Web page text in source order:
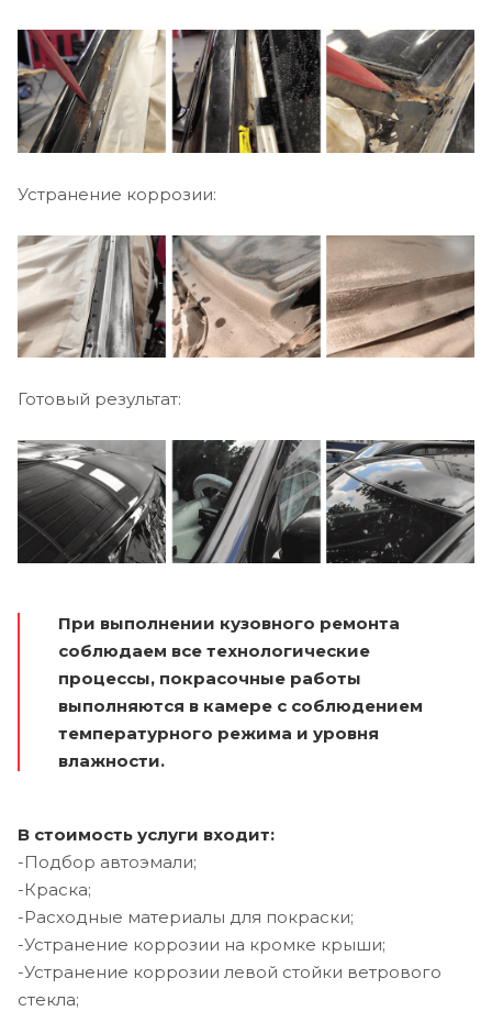
Устранение коррозии:
Готовый результат:
При выполнении кузовного ремонта
соблюдаем все технологические
процессы, покрасочные работы
выполняются в камере с соблюдением
температурного режима и уровня
влажности.
В стоимость услуги входит:
-Подбор автоэмали;
-Краска;
-Расходные материалы для покраски;
-Устранение коррозии на кромке крыши;
-Устранение коррозии левой стойки ветрового
стекла;